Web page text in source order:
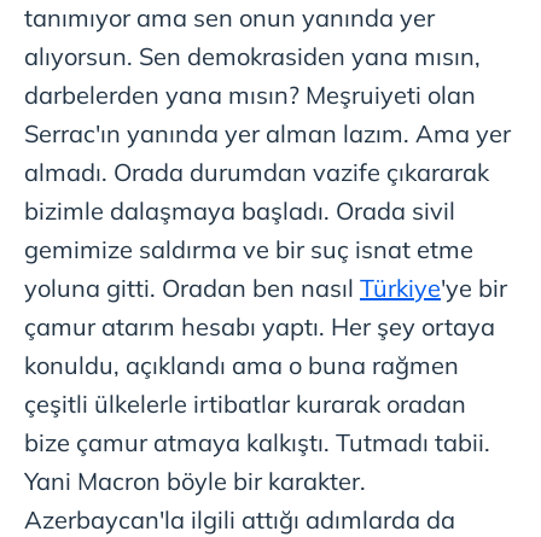
tanımıyor ama sen onun yanında yer
alıyorsun. Sen demokrasiden yana mısın,
darbelerden yana mısın? Meşruiyeti olan
Serrac'ın yanında yer alman lazım. Ama yer
almadı. Orada durumdan vazife çıkararak
bizimle dalaşmaya başladı. Orada sivil
gemimize saldırma ve bir suç isnat etme
yoluna gitti. Oradan ben nasıl Türkiye'ye bir
çamur atarım hesabı yaptı. Her şey ortaya
konuldu, açıklandı ama o buna rağmen
çeşitli ülkelerle irtibatlar kurarak oradan
bize çamur atmaya kalkıştı. Tutmadı tabii.
Yani Macron böyle bir karakter.
Azerbaycan'la ilgili attığı adımlarda da